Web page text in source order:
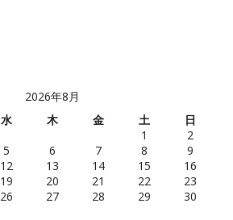
2026年8月
水 木 金 土
日
1
2
5 6 7 8
9
12 13 14 15
16
19 20 21 22
23
26 27 28 29
30